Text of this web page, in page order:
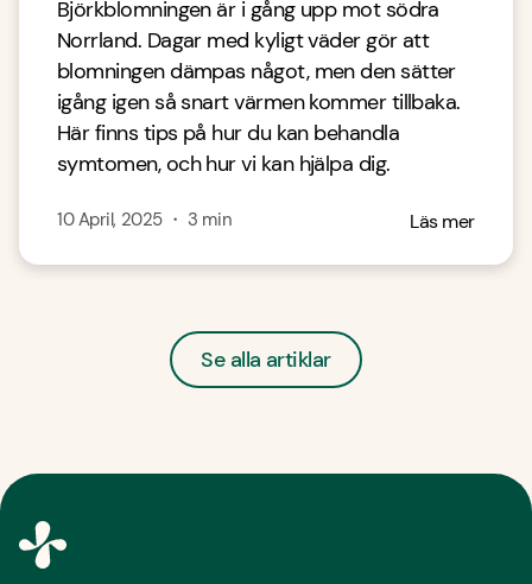
Björkblomningen är i gång upp mot södra
Norrland. Dagar med kyligt väder gör att
blomningen dämpas något, men den sätter
igång igen så snart värmen kommer tillbaka.
Här finns tips på hur du kan behandla
symtomen, och hur vi kan hjälpa dig.
10 April, 2025・ 3 min Läs mer
Se alla artiklar